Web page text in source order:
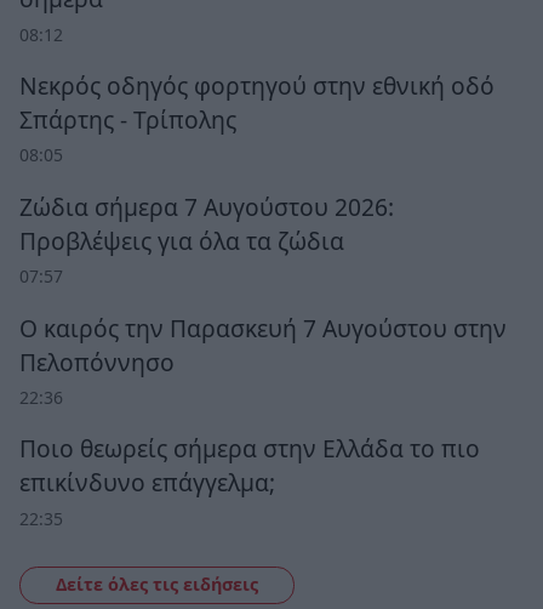
08:12
Νεκρός οδηγός φορτηγού στην εθνική οδό
Σπάρτης - Τρίπολης
08:05
Ζώδια σήμερα 7 Αυγούστου 2026:
Προβλέψεις για όλα τα ζώδια
07:57
Ο καιρός την Παρασκευή 7 Αυγούστου στην
Πελοπόννησο
22:36
Ποιο θεωρείς σήμερα στην Ελλάδα το πιο
επικίνδυνο επάγγελμα;
22:35
Δείτε όλες τις ειδήσεις